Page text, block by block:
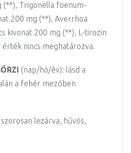
(**), Trigonella foenum-
200 mg (**), Averrhoa
kivonat 200 mg (**), L-tirozin
érték nincs meghatározva.
(nap/hó/év): lásd a
a fehér mezőben
lezárva, hűvös,